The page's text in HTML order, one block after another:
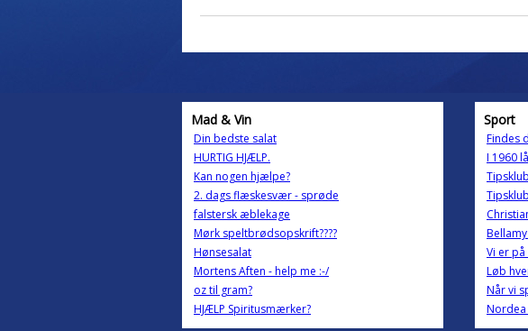
Mad & Vin
Din bedste salat
HURTIG HJÆLP.
Kan nogen hjælpe?
2. dags flæskesvær - sprøde
falstersk æblekage
Mørk speltbrødsopskrift????
Hønsesalat
Mortens Aften - help me :-/
oz til gram?
HJÆLP Spiritusmærker?
Sport
Findes
I 1960
Vi er
Løb
Når vi
Nordea